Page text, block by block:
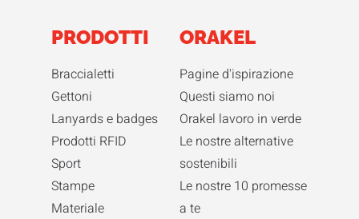
PRODOTTI
Braccialetti
Gettoni
Lanyards e badges
Prodotti RFID
Sport
Stampe
Materiale
ORAKEL
Pagine d'ispirazione
Questi siamo noi
Orakel lavoro in verde
Le nostre alternative
sostenibili
Le nostre 10 promesse
a te